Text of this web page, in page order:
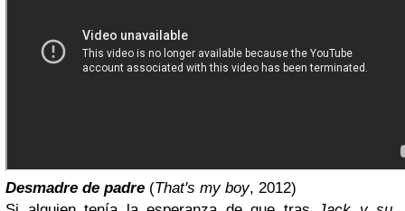
Desmadre de padre (That's my boy, 2012)